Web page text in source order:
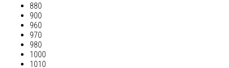
880
900
960
970
980
1000
1010